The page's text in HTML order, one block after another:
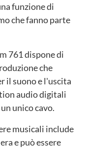
funzione di
che fanno parte
761 dispone di
che
il suono e l'uscita
audio digitali
unico cavo.
musicali include
e può essere